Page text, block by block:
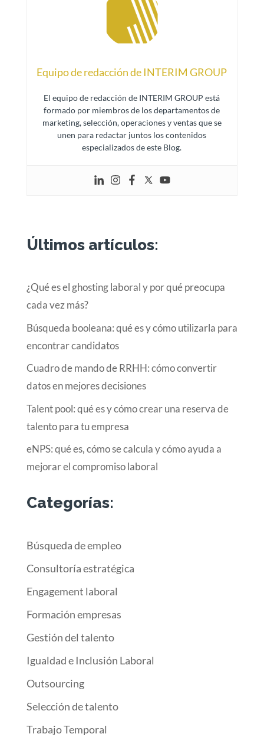
Equipo de redacción de INTERIM GROUP
El equipo de redacción de INTERIM GROUP está
formado por miembros de los departamentos de
marketing, selección, operaciones y ventas que se
unen para redactar juntos los contenidos
especializados de este Blog.
Últimos artículos:
¿Qué es el ghosting laboral y por qué preocupa
cada vez más?
Búsqueda booleana: qué es y cómo utilizarla para
encontrar candidatos
Cuadro de mando de RRHH: cómo convertir
datos en mejores decisiones
Talent pool: qué es y cómo crear una reserva de
talento para tu empresa
eNPS: qué es, cómo se calcula y cómo ayuda a
mejorar el compromiso laboral
Categorías:
Búsqueda de empleo
Consultoría estratégica
Engagement laboral
Formación empresas
Gestión del talento
Igualdad e Inclusión Laboral
Outsourcing
Selección de talento
Trabajo Temporal